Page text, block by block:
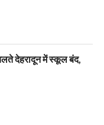
देहरादून में स्कूल बंद,